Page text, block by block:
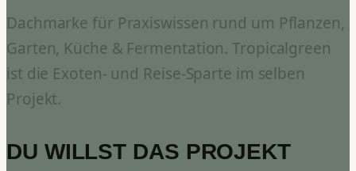
Dachmarke für Praxiswissen rund um Pflanzen,
Garten, Küche & Fermentation. Tropicalgreen
ist die Exoten- und Reise-Sparte im selben
Projekt.
DU WILLST DAS PROJEKT